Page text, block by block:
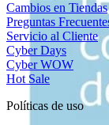
Cambios en Tiendas
Preguntas
Servicio al Cliente
Cyber Days
Cyber WOW
Hot Sale
Políticas de uso